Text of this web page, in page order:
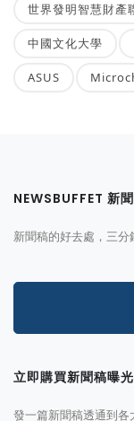
世界發明智慧財產
中國文化大學
ASUS
NEWSBUFFET 新
新聞稿的好去處，三分
立即購買新聞稿曝光
發一篇新聞稿透通到各